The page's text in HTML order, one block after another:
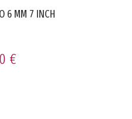
6 MM 7 INCH
€